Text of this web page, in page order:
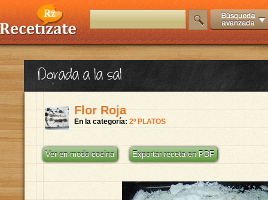
Dorada a la sal
Flor Roja
En la categoría: 2º PLATOS
Ver en modo cocina Exportar receta en PDF